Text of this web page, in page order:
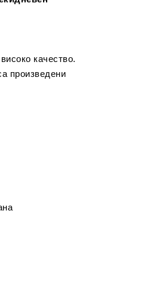
качество.
произведени